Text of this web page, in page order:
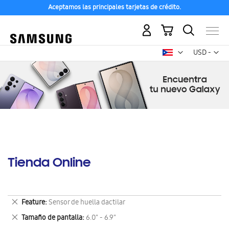
Aceptamos las principales tarjetas de crédito.
USD -
dólar
Mi carrito
Tienda Online
Feature Sensor de huella dactilar
Eliminar
este
artículo
Tamaño de pantalla 6.0" - 6.9"
Eliminar